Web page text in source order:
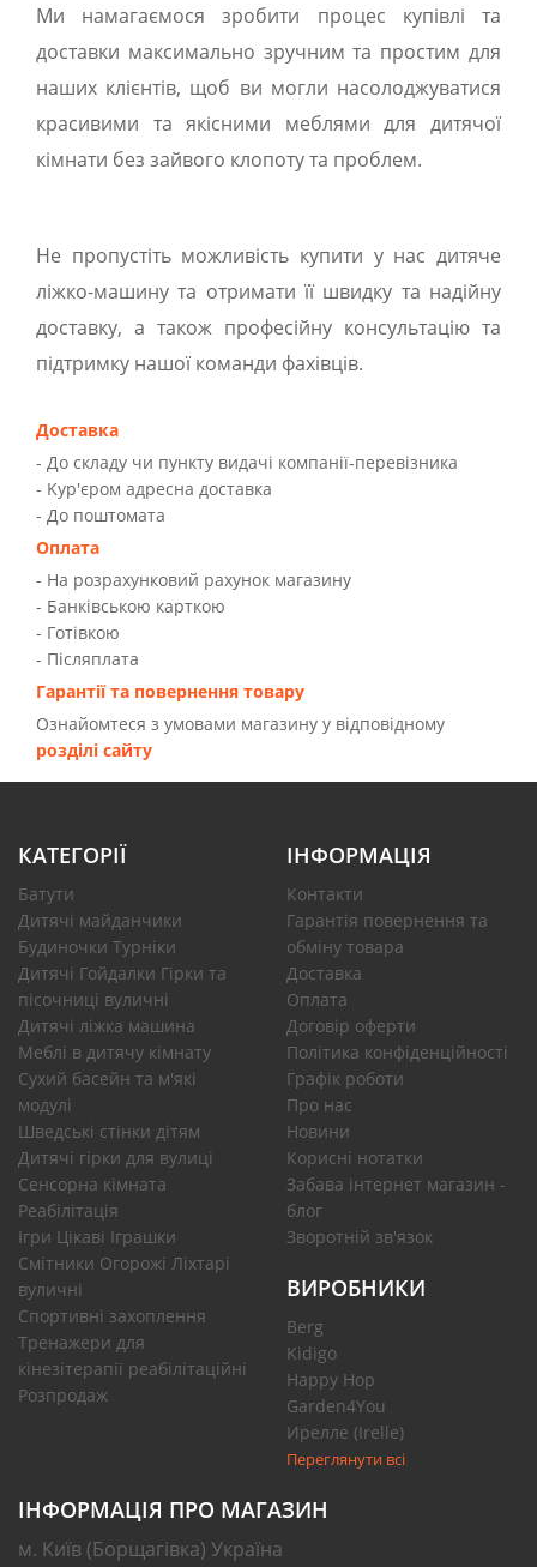
Ми намагаємося зробити процес купівлі та
доставки максимально зручним та простим для
наших клієнтів, щоб ви могли насолоджуватися
красивими та якісними меблями для дитячої
кімнати без зайвого клопоту та проблем.
Не пропустіть можливість купити у нас дитяче
ліжко-машину та отримати її швидку та надійну
доставку, а також професійну консультацію та
підтримку нашої команди фахівців.
Доставка
- До складу чи пункту видачі компанії-перевізника
- Kур'єром адресна доставка
- До поштомата
Оплата
- На розрахунковий рахунок магазину
- Банківською карткою
- Готівкою
- Післяплата
Гарантії та повернення товару
Ознайомтеся з умовами магазину у відповідному
розділі сайту
КАТЕГОРІЇ
Батути
Дитячі майданчики
Будиночки Турніки
Дитячі Гойдалки Гірки та
пісочниці вуличні
Дитячі ліжка машина
Меблі в дитячу кімнату
Сухий басейн та м'які
модулі
Шведські стінки дітям
Дитячі гірки для вулиці
Сенсорна кімната
Реабілітація
Ігри Цікаві Іграшки
Смітники Огорожі Ліхтарі
вуличні
Спортивні захоплення
Тренажери для
кінезітерапії реабілітаційні
Розпродаж
ІНФОРМАЦІЯ
Контакти
Гарантія повернення та
обміну товара
Доставка
Оплата
Договір оферти
Політика конфіденційності
Графік роботи
Про нас
Новини
Корисні нотатки
Забава інтернет магазин -
блог
Зворотній зв'язок
ВИРОБНИКИ
Berg
Kidigo
Happy Hop
Garden4You
Ирелле (Irelle)
Переглянути всі
ІНФОРМАЦІЯ ПРО МАГАЗИН
м. Київ (Борщагівка) Україна